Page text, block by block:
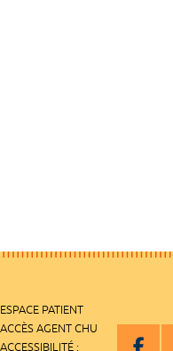
ESPACE PATIENT
ACCÈS AGENT CHU
ACCESSIBILITÉ :